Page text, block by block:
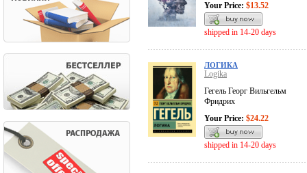
Your Price: $13.52
shipped in 14-20 days
ЛОГИКА
Logika
Гегель Георг Вильгельм
Фридрих
Your Price: $24.22
shipped in 14-20 days